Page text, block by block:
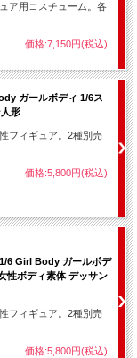
ア用コスチューム。各
価格:7,150円(税込)
ガールボディ 1/6ス
形
フィギュア。2種別売
価格:5,800円(税込)
6 Girl Body ガールボデ
性ボディ素体 デッサン
フィギュア。2種別売
価格:5,800円(税込)